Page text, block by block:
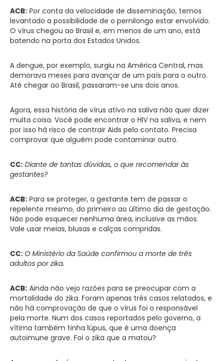
ACB: Por conta da velocidade de disseminação, temos
levantado a possibilidade de o pernilongo estar envolvido.
O vírus chegou ao Brasil e, em menos de um ano, está
batendo na porta dos Estados Unidos.
A dengue, por exemplo, surgiu na América Central, mas
demorava meses para avançar de um país para o outro.
Até chegar ao Brasil, passaram-se uns dois anos.
Agora, essa história de vírus ativo na saliva não quer dizer
muita coisa. Você pode encontrar o HIV na saliva, e nem
por isso há risco de contrair Aids pelo contato. Precisa
comprovar que alguém pode contaminar outro.
CC: Diante de tantas dúvidas, o que recomendar às
gestantes?
ACB: Para se proteger, a gestante tem de passar o
repelente mesmo, do primeiro ao último dia de gestação.
Não pode esquecer nenhuma área, inclusive as mãos.
Vale usar meias, blusas e calças compridas.
CC: O Ministério da Saúde confirmou a morte de três
adultos por zika.
ACB: Ainda não vejo razões para se preocupar com a
mortalidade do zika. Foram apenas três casos relatados, e
não há comprovação de que o vírus foi o responsável
pela morte. Num dos casos reportados pelo governo, a
vítima também tinha lúpus, que é uma doença
autoimune grave. Foi o zika que a matou?